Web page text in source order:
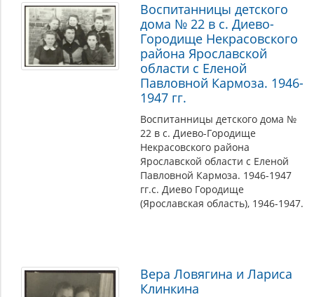
Воспитанницы детского
дома № 22 в с. Диево-
Городище Некрасовского
района Ярославской
области с Еленой
Павловной Кармоза. 1946-
1947 гг.
Воспитанницы детского дома №
22 в с. Диево-Городище
Некрасовского района
Ярославской области с Еленой
Павловной Кармоза. 1946-1947
гг.с. Диево Городище
(Ярославская область), 1946-1947.
Вера Ловягина и Лариса
Клинкина